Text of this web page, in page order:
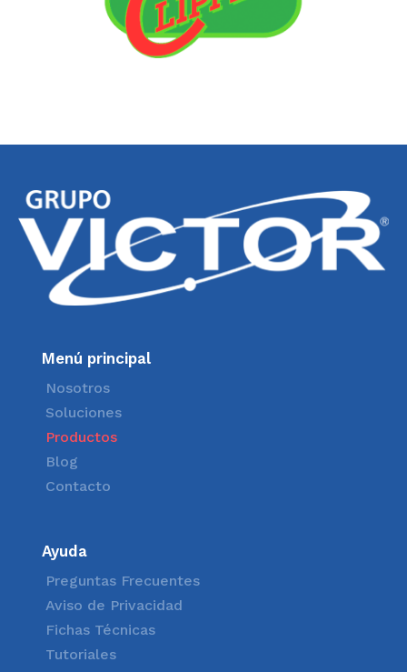
Menú principal
Nosotros
Soluciones
Productos
Blog
Contacto
Ayuda
Preguntas Frecuentes
Aviso de Privacidad
Fichas Técnicas
Tutoriales